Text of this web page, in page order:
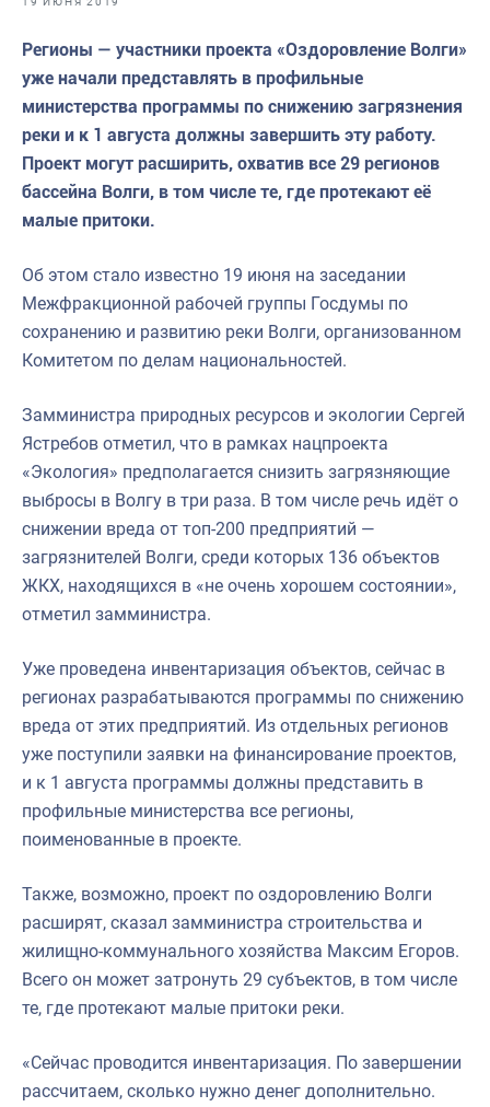
Выставки и конференции
Рыбоохрана России
Отрасль в цифрах
Инфографика
Укрепление духовно-нравственных ценностей
События в России и мире
Регионы — участники проекта «Оздоровление Волги»
уже начали представлять в профильные
министерства программы по снижению загрязнения
реки и к 1 августа должны завершить эту работу.
Проект могут расширить, охватив все 29 регионов
бассейна Волги, в том числе те, где протекают её
малые притоки.
Об этом стало известно 19 июня на заседании
Межфракционной рабочей группы Госдумы по
сохранению и развитию реки Волги, организованном
Комитетом по делам национальностей.
Замминистра природных ресурсов и экологии Сергей
Ястребов отметил, что в рамках нацпроекта
«Экология» предполагается снизить загрязняющие
выбросы в Волгу в три раза. В том числе речь идёт о
снижении вреда от топ-200 предприятий —
загрязнителей Волги, среди которых 136 объектов
ЖКХ, находящихся в «не очень хорошем состоянии»,
отметил замминистра.
Уже проведена инвентаризация объектов, сейчас в
регионах разрабатываются программы по снижению
вреда от этих предприятий. Из отдельных регионов
уже поступили заявки на финансирование проектов,
и к 1 августа программы должны представить в
профильные министерства все регионы,
поименованные в проекте.
Также, возможно, проект по оздоровлению Волги
расширят, сказал замминистра строительства и
жилищно-коммунального хозяйства Максим Егоров.
Всего он может затронуть 29 субъектов, в том числе
те, где протекают малые притоки реки.
«Сейчас проводится инвентаризация. По завершении
рассчитаем, сколько нужно денег дополнительно.